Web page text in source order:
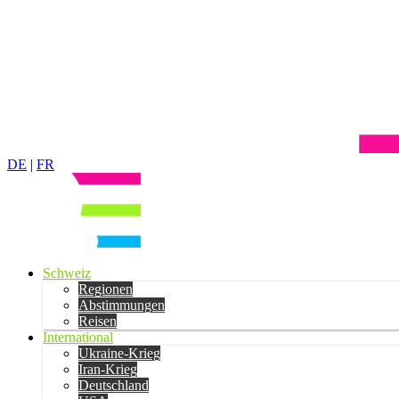
DE | FR
Schweiz
Regionen
Abstimmungen
Reisen
International
Ukraine-Krieg
Iran-Krieg
Deutschland